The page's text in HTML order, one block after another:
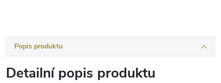
Popis produktu
Detailní popis produktu